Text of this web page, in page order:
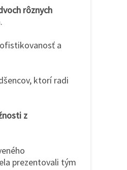
rôznych
a
ktorí radi
z
prezentovali tým